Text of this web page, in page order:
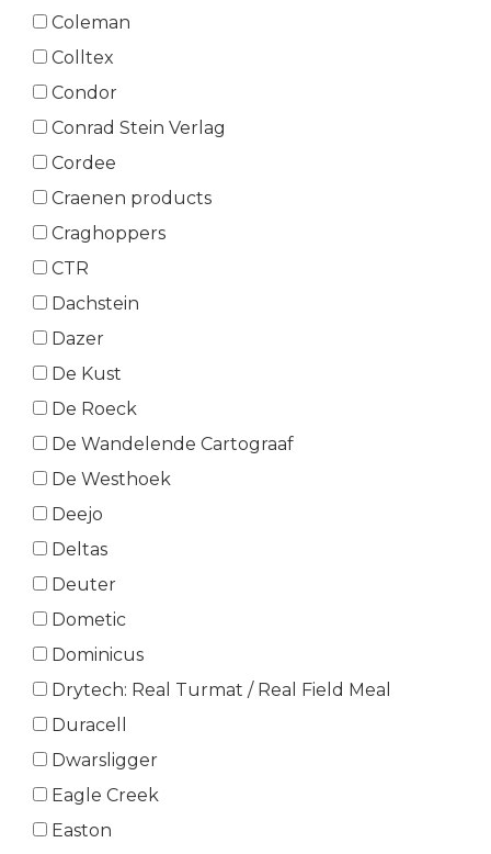
Coleman
Colltex
Condor
Conrad Stein Verlag
Cordee
Craenen products
Craghoppers
CTR
Dachstein
Dazer
De Kust
De Roeck
De Wandelende Cartograaf
De Westhoek
Deejo
Deltas
Deuter
Dometic
Dominicus
Drytech: Real Turmat / Real Field Meal
Duracell
Dwarsligger
Eagle Creek
Easton